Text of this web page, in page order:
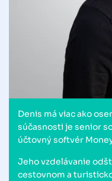
Denis má viac ako
súčasnosti je senior
účtovný softvér
Jeho vzdelávanie
cestovnom a